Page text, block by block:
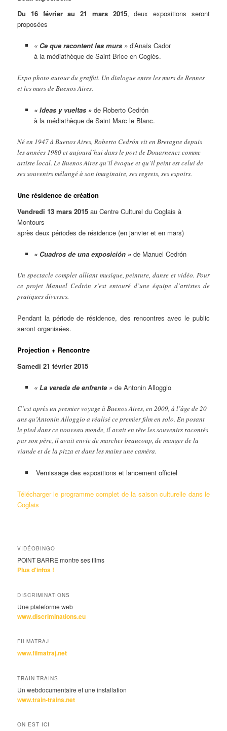
Du 16 février au 21 mars 2015, deux expositions seront
proposées
« Ce que racontent les murs »d’Anaïs Cador
à la médiathèque de Saint Brice en Coglès.
Expo photo autour du graffiti. Un dialogue entre les murs de Rennes
et les murs de Buenos Aires.
« Ideas y vueltas »de Roberto Cedrón
à la médiathèque de Saint Marc le Blanc.
Né en 1947 à Buenos Aires, Roberto Cedrón vit en Bretagne depuis
les années 1980 et aujourd’hui dans le port de Douarnenez comme
artiste local. Le Buenos Aires qu’il évoque et qu’il peint est celui de
ses souvenirs mélangé à son imaginaire, ses regrets, ses espoirs.
Une résidence de création
Vendredi 13 mars 2015 au Centre Culturel du Coglais à
Montours
après deux périodes de résidence (en janvier et en mars)
« Cuadros de una exposición »de Manuel Cedrón
Un spectacle complet alliant musique, peinture, danse et vidéo. Pour
ce projet Manuel Cedrón s’est entouré d’une équipe d’artistes de
pratiques diverses.
Pendant la période de résidence, des rencontres avec le public
seront organisées.
Projection + Rencontre
Samedi 21 février 2015
« La vereda de enfrente »de Antonin Alloggio
C’est après un premier voyage à Buenos Aires, en 2009, à l’âge de 20
ans qu’Antonin Alloggio a réalisé ce premier film en solo. En posant
le pied dans ce nouveau monde, il avait en tête les souvenirs racontés
par son père, il avait envie de marcher beaucoup, de manger de la
viande et de la pizza et dans les mains une caméra.
Vernissage des expositions et lancement officiel
Télécharger le programme complet de la saison culturelle dans le
Coglais
VIDÉOBINGO
POINT BARRE montre ses films
Plus d'infos !
DISCRIMINATIONS
Une plateforme web
www.discriminations.eu
FILMATRAJ
www.filmatraj.net
TRAIN-TRAINS
Un webdocumentaire et une installation
www.train-trains.net
ON EST ICI